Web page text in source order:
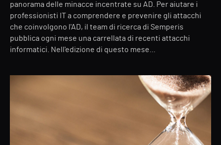
panorama delle minacce incentrate su AD. Per aiutare i
professionisti IT a comprendere e prevenire gli attacchi
che coinvolgono l'AD, il team di ricerca di Semperis
pubblica ogni mese una carrellata di recenti attacchi
informatici. Nell'edizione di questo mese...